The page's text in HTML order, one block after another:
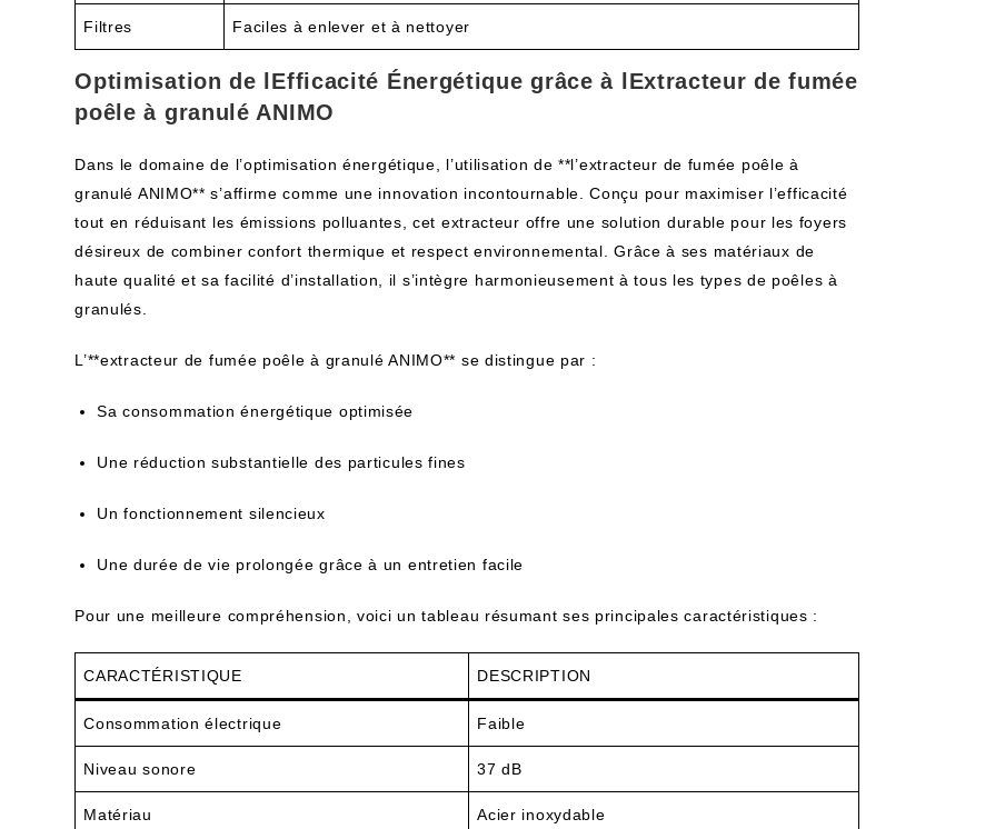
Filtres Faciles à enlever et à nettoyer
Optimisation de lEfficacité Énergétique grâce à lExtracteur de fumée
poêle à granulé ANIMO
Dans le domaine de l’optimisation énergétique, l’utilisation de **l’extracteur de fumée poêle à
granulé ANIMO** s’affirme comme une innovation incontournable. Conçu pour maximiser l’efficacité
tout en réduisant les émissions polluantes, cet extracteur offre une solution durable pour les foyers
désireux de combiner confort thermique et respect environnemental. Grâce à ses matériaux de
haute qualité et sa facilité d’installation, il s’intègre harmonieusement à tous les types de poêles à
granulés.
L’**extracteur de fumée poêle à granulé ANIMO** se distingue par :
Sa consommation énergétique optimisée
Une réduction substantielle des particules fines
Un fonctionnement silencieux
Une durée de vie prolongée grâce à un entretien facile
Pour une meilleure compréhension, voici un tableau résumant ses principales caractéristiques :
CARACTÉRISTIQUE DESCRIPTION
Consommation électrique Faible
Niveau sonore 37 dB
Matériau Acier inoxydable